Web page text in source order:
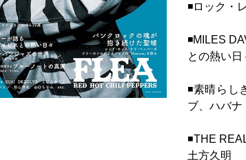
◾️ロック・
◾️MILES
との熱い日
◾️素晴ら
ブ、ハバ
◾️THE
土方久明